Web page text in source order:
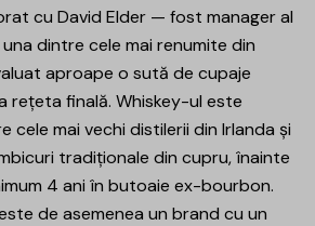
cu David Elder — fost manager al
una dintre cele mai renumite din
aproape o sută de cupaje
rețeta finală. Whiskey-ul este
cele mai vechi distilerii din Irlanda și
tradiționale din cupru, înainte
4 ani în butoaie ex-bourbon.
de asemenea un brand cu un